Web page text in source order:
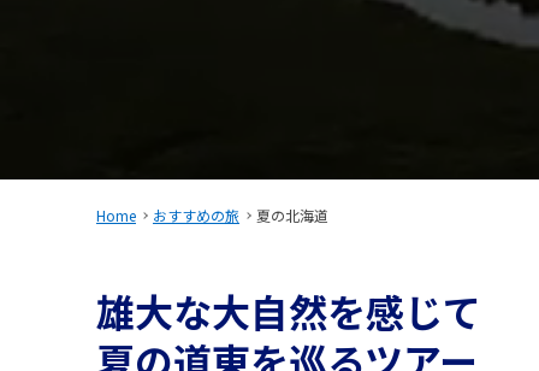
Home おすすめの旅 夏の北海道
雄大な大自然を感じて